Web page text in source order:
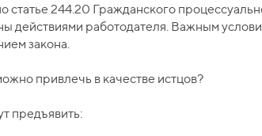
статье 244.20 Гражданского
действиями работодателя. Важным
закона.
привлечь в качестве истцов?
предъявить: